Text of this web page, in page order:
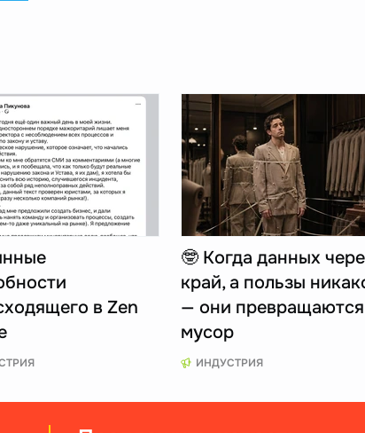
в Zen
🤓 Когда данных
край, а пользы
— они
мусор
ИНДУСТРИЯ